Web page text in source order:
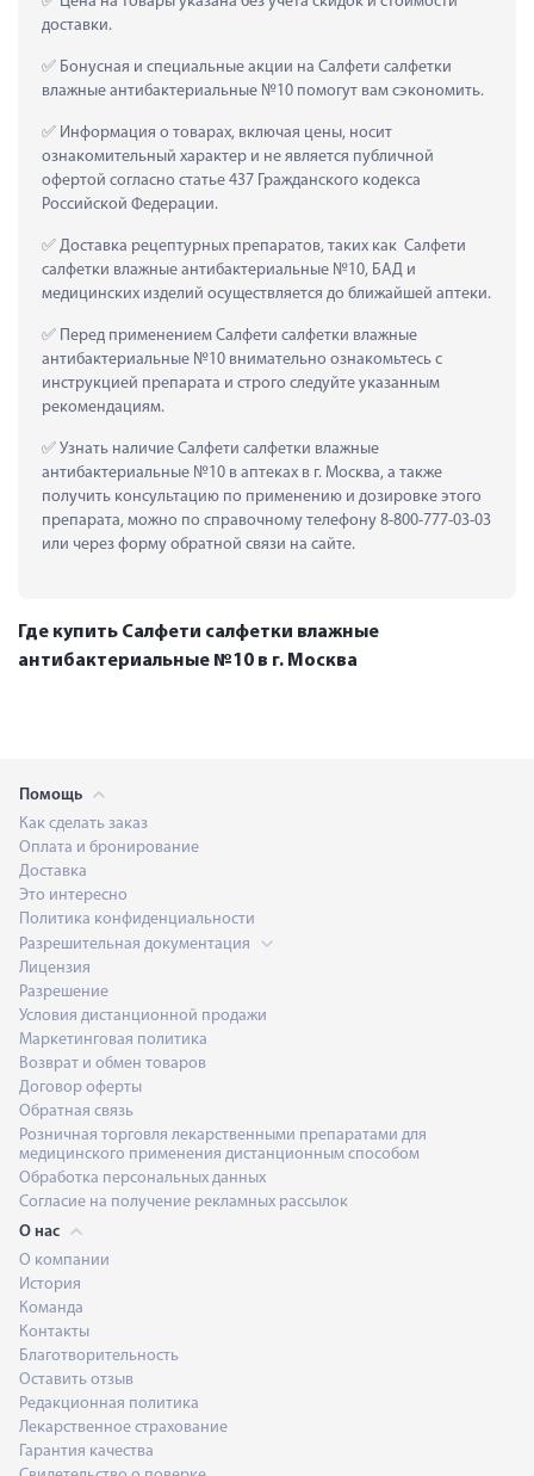
доставки.
Бонусная и специальные акции на Салфети салфетки
влажные антибактериальные №10 помогут вам сэкономить.
Информация о товарах, включая цены, носит
ознакомительный характер и не является публичной
офертой согласно статье 437 Гражданского кодекса
Российской Федерации.
Доставка рецептурных препаратов, таких как  Салфети
салфетки влажные антибактериальные №10, БАД и
медицинских изделий осуществляется до ближайшей аптеки.
Перед применением Салфети салфетки влажные
антибактериальные №10 внимательно ознакомьтесь с
инструкцией препарата и строго следуйте указанным
рекомендациям.
Узнать наличие Салфети салфетки влажные
антибактериальные №10 в аптеках в г. Москва, а также
получить консультацию по применению и дозировке этого
препарата, можно по справочному телефону 8-800-777-03-03
или через форму обратной связи на сайте.
Где купить Салфети салфетки влажные
антибактериальные №10 в г. Москва
Помощь
Как сделать заказ
Оплата и бронирование
Доставка
Это интересно
Политика конфиденциальности
Разрешительная документация
Лицензия
Разрешение
Условия дистанционной продажи
Маркетинговая политика
Возврат и обмен товаров
Договор оферты
Обратная связь
Розничная торговля лекарственными препаратами для
медицинского применения дистанционным способом
Обработка персональных данных
Согласие на получение рекламных рассылок
О нас
О компании
История
Команда
Контакты
Благотворительность
Оставить отзыв
Редакционная политика
Лекарственное страхование
Гарантия качества